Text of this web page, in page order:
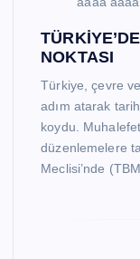
NOKTASI
Türkiye, çevre
adım atarak
koydu.
düzenlemelere
Meclisi’nde